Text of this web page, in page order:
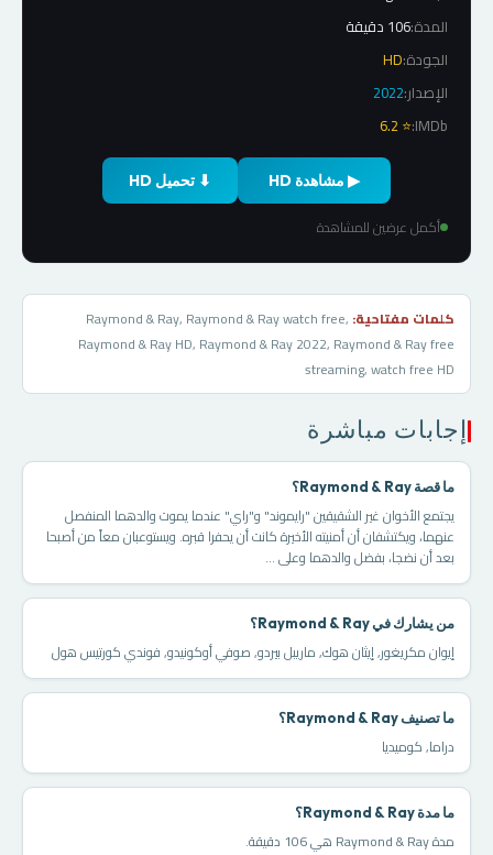
المدة:106 دقيقة
الجودة:HD
الإصدار:2022
IMDb:
⭐ 6.2
▶ مشاهدة HD ⬇ تحميل HD
أكمل عرضين للمشاهدة
كلمات مفتاحية: Raymond & Ray, Raymond & Ray watch free,
Raymond & Ray HD, Raymond & Ray 2022, Raymond & Ray free
streaming, watch free HD
إجابات مباشرة
ما قصة Raymond & Ray؟
يجتمع الأخوان غير الشقيقين "رايموند" و"راي" عندما يموت والدهما المنفصل
عنهما، ويكتشفان أن أمنيته الأخيرة كانت أن يحفرا قبره. ويستوعبان معاً من أصبحا
بعد أن نضجا، بفضل والدهما وعلى ...
من يشارك في Raymond & Ray؟
إيوان مكريغور, إيثان هوك, ماريبل بيردو, صوفي أوكونيدو, فوندي كورتيس هول
ما تصنيف Raymond & Ray؟
دراما, كوميديا
ما مدة Raymond & Ray؟
مدة Raymond & Ray هي 106 دقيقة.